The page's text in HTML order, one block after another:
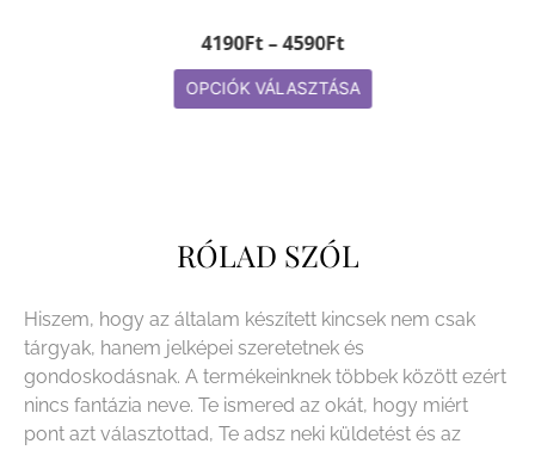
4190Ft–4590Ft
OPCIÓK VÁLASZTÁSA
RÓLAD SZÓL
Hiszem, hogy az általam készített kincsek nem csak
tárgyak, hanem jelképei szeretetnek és
gondoskodásnak. A termékeinknek többek között ezért
nincs fantázia neve. Te ismered az okát, hogy miért
pont azt választottad, Te adsz neki küldetést és az